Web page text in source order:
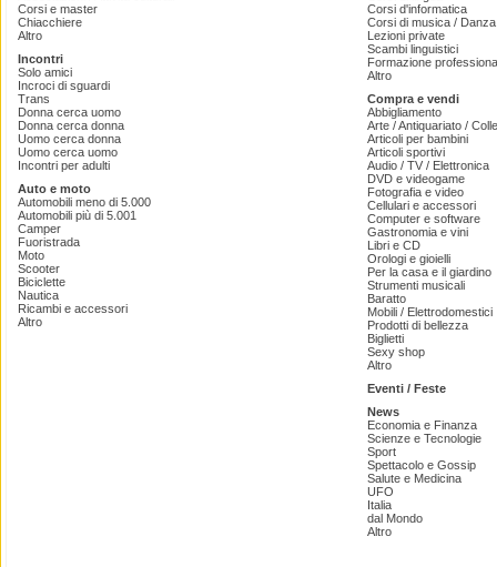
Corsi e master
Chiacchiere
Altro
Incontri
Solo amici
Incroci di sguardi
Trans
Donna cerca uomo
Donna cerca donna
Uomo cerca donna
Uomo cerca uomo
Incontri per adulti
Auto e moto
Automobili meno di 5.000
Automobili più di 5.001
Camper
Fuoristrada
Moto
Scooter
Biciclette
Nautica
Ricambi e accessori
Altro
Corsi d'informatica
Corsi di musica /
Lezioni private
Scambi linguistici
Formazione
Altro
Compra e vendi
Abbigliamento
Arte / Antiquariato /
Articoli per bambini
Articoli sportivi
Audio / TV / Elettronica
DVD e videogame
Fotografia e video
Cellulari e accessori
Computer e software
Gastronomia e vini
Libri e CD
Orologi e gioielli
Per la casa e il giardino
Strumenti musicali
Baratto
Mobili / Elettrodomestici
Prodotti di bellezza
Biglietti
Sexy shop
Altro
Eventi / Feste
News
Economia e Finanza
Scienze e Tecnologie
Sport
Spettacolo e Gossip
Salute e Medicina
UFO
Italia
dal Mondo
Altro